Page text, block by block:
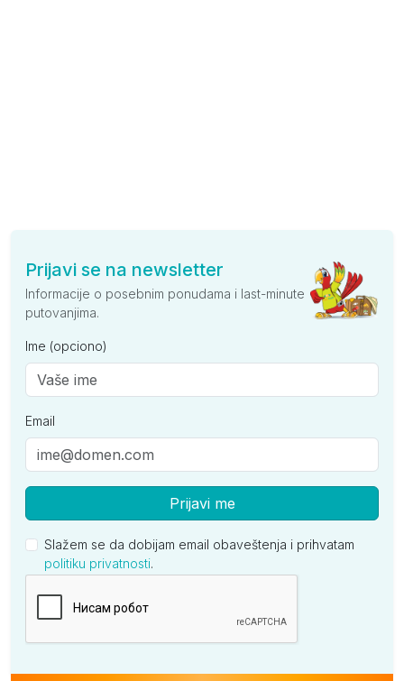
Prijavi se na newsletter
Informacije o posebnim ponudama i last-minute
putovanjima.
Ime (opciono)
Email
Prijavi me
Slažem se da dobijam email obaveštenja i prihvatam
politiku privatnosti.